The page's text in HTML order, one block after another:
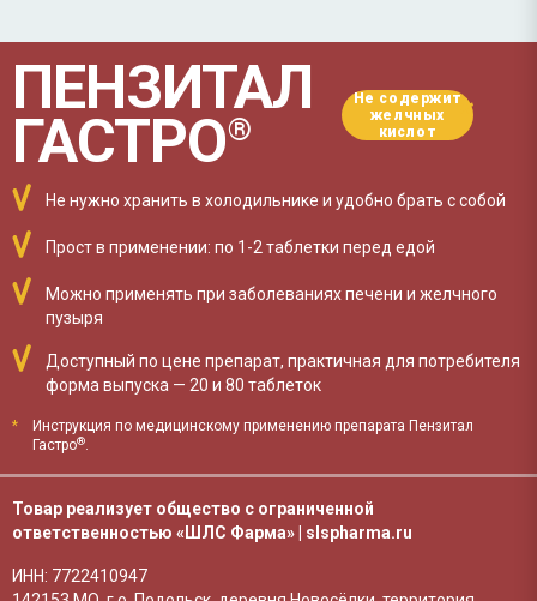
ПЕНЗИТАЛ
ГАСТРО®
Не содержит
желчных
кислот
*
Не нужно хранить в холодильнике и удобно брать с собой
Прост в применении: по 1-2 таблетки перед едой
Можно применять при заболеваниях печени и желчного
пузыря
Доступный по цене препарат, практичная для потребителя
форма выпуска — 20 и 80 таблеток
*
Инструкция по медицинскому применению препарата Пензитал
Гастро®.
Товар реализует общество с ограниченной
ответственностью «ШЛС Фарма» slspharma.ru
ИНН: 7722410947